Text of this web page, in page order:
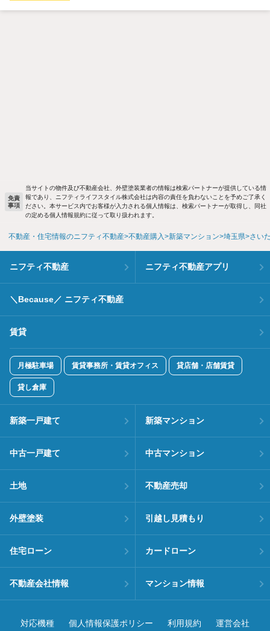
免責
事項
当サイトの物件及び不動産会社、外壁塗装業者の情報は検索パートナーが提供している情
報であり、ニフティライフスタイル株式会社は内容の責任を負わないことを予めご了承く
ださい。本サービス内でお客様が入力される個人情報は、検索パートナーが取得し、同社
の定める個人情報規約に従って取り扱われます。
不動産・住宅情報のニフティ不動産 不動産購入 新築マンション 埼玉県 さい
ニフティ不動産 ニフティ不動産アプリ
＼Because／ ニフティ不動産
賃貸
月極駐車場 賃貸事務所・賃貸オフィス 貸店舗・店舗賃貸
貸し倉庫
新築一戸建て 新築マンション
中古一戸建て 中古マンション
土地 不動産売却
外壁塗装 引越し見積もり
住宅ローン カードローン
不動産会社情報 マンション情報
対応機種 個人情報保護ポリシー 利用規約 運営会社